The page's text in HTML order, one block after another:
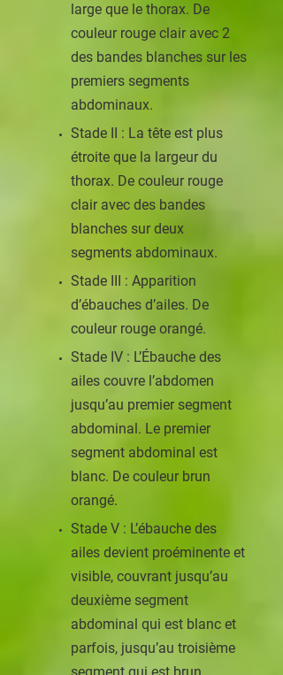
large que le thorax. De
couleur rouge clair avec 2
des bandes blanches sur les
premiers segments
abdominaux.
Stade II : La tête est plus
étroite que la largeur du
thorax. De couleur rouge
clair avec des bandes
blanches sur deux
segments abdominaux.
Stade III : Apparition
d’ébauches d’ailes. De
couleur rouge orangé.
Stade IV : L’Ébauche des
ailes couvre l’abdomen
jusqu’au premier segment
abdominal. Le premier
segment abdominal est
blanc. De couleur brun
orangé.
Stade V : L’ébauche des
ailes devient proéminente et
visible, couvrant jusqu’au
deuxième segment
abdominal qui est blanc et
parfois, jusqu’au troisième